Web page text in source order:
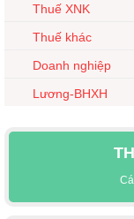
Thuế XNK
Thuế khác
Doanh nghiệp
Lương-BHXH